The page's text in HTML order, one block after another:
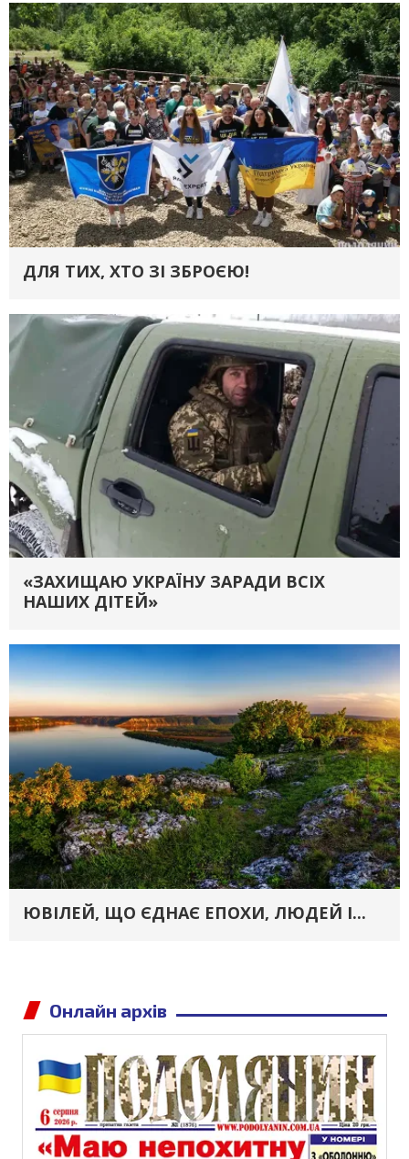
ДЛЯ ТИХ, ХТО ЗІ ЗБРОЄЮ!
«ЗАХИЩАЮ УКРАЇНУ ЗАРАДИ ВСІХ
НАШИХ ДІТЕЙ»
ЮВІЛЕЙ, ЩО ЄДНАЄ ЕПОХИ, ЛЮДЕЙ І...
Онлайн архів